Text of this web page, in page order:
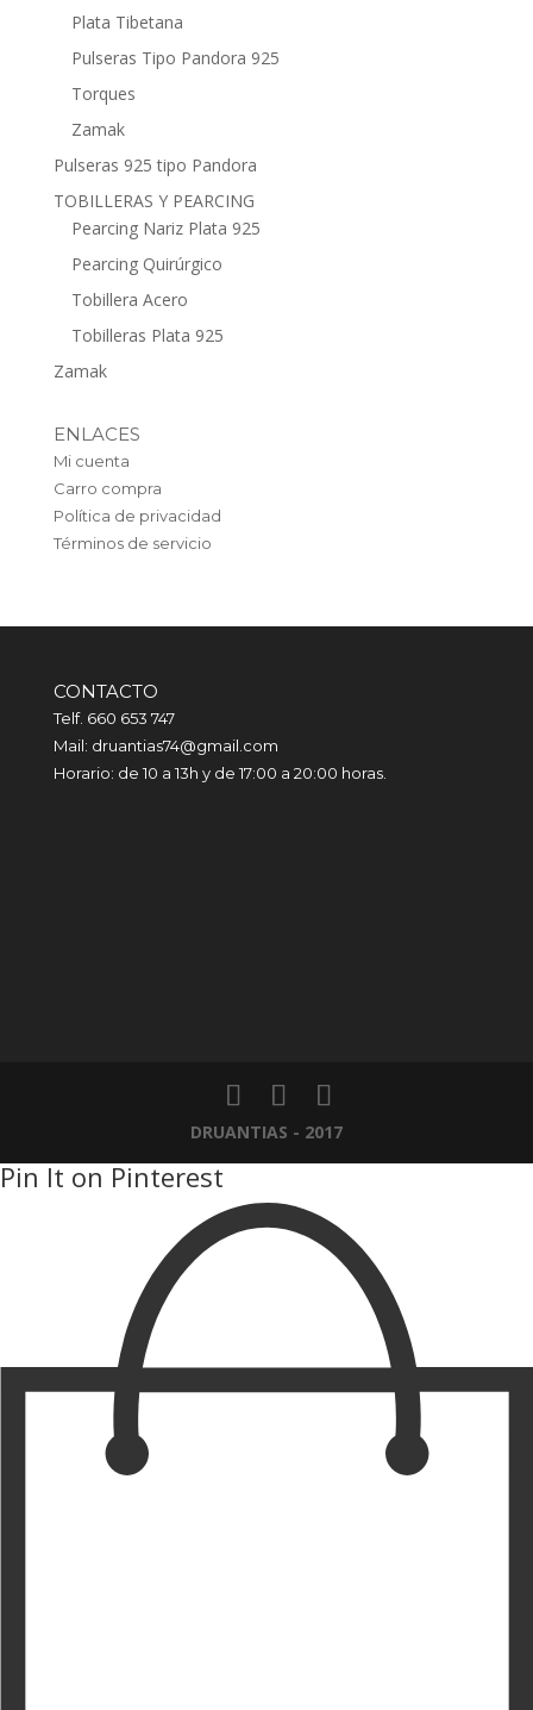
Plata Tibetana
Pulseras Tipo Pandora 925
Torques
Zamak
Pulseras 925 tipo Pandora
TOBILLERAS Y PEARCING
Pearcing Nariz Plata 925
Pearcing Quirúrgico
Tobillera Acero
Tobilleras Plata 925
Zamak
ENLACES
Mi cuenta
Carro compra
Política de privacidad
Términos de servicio
CONTACTO
Telf. 660 653 747
Mail: druantias74@gmail.com
Horario: de 10 a 13h y de 17:00 a 20:00 horas.
DRUANTIAS - 2017
Pin It on Pinterest